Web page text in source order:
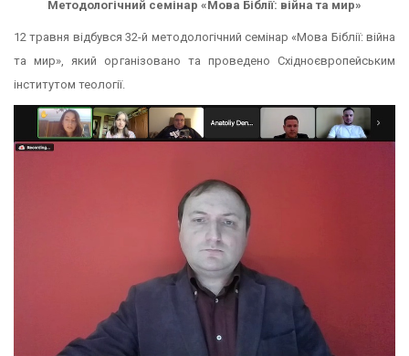
Методологічний семінар «Мова Біблії: війна та мир»
12 травня відбувся 32-й методологічний семінар «Мова Біблії: війна
та мир», який організовано та проведено Східноєвропейським
інститутом теології.